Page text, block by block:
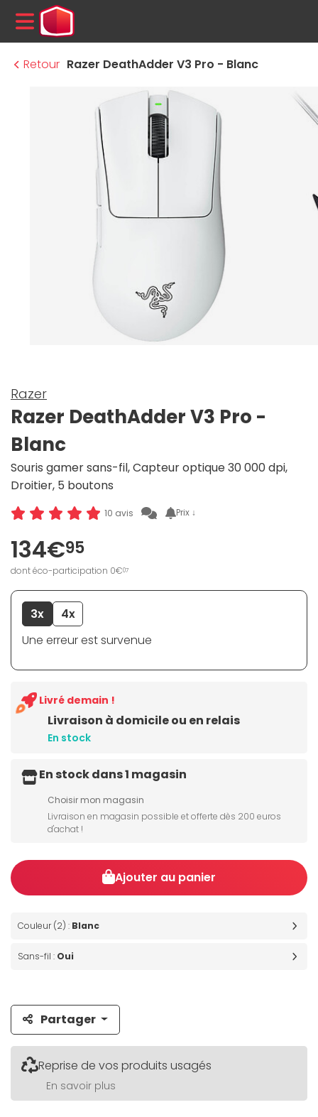
MENU
Retour Razer DeathAdder V3 Pro - Blanc
Razer
Razer DeathAdder V3 Pro -
Blanc
Souris gamer sans-fil, Capteur optique 30 000 dpi,
Droitier, 5 boutons
10 avis Prix ↓
134€95
dont éco-participation 0€07
3x
4x
Une erreur est survenue
Livraison à domicile ou en relais
En stock
Livré demain !
En stock dans 1 magasin
Choisir mon magasin
Livraison en magasin possible et offerte dès 200 euros
d'achat !
Ajouter au panier
Couleur (2) : Blanc
Sans-fil : Oui
Partager
Reprise de vos produits usagés
En savoir plus